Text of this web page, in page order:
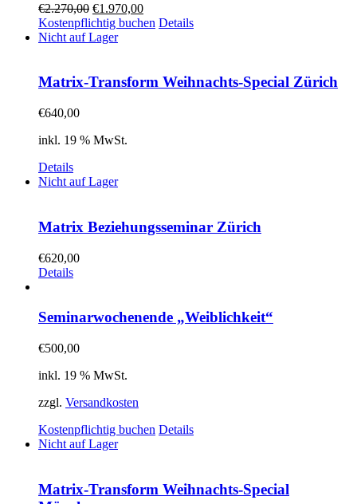
€2.270,00 €1.970,00
Kostenpflichtig buchen Details
Nicht auf Lager
Matrix-Transform Weihnachts-Special Zürich
€640,00
inkl. 19 % MwSt.
Details
Nicht auf Lager
Matrix Beziehungsseminar Zürich
€620,00
Details
Seminarwochenende „Weiblichkeit“
€500,00
inkl. 19 % MwSt.
zzgl. Versandkosten
Kostenpflichtig buchen Details
Nicht auf Lager
Matrix-Transform Weihnachts-Special